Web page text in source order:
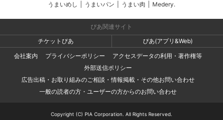
うまいめし
うまいパン うまい肉 Medery.
ぴあ関連サイト
チケットぴあ
ぴあ(アプリ&Web)
会社案内
プライバシーポリシー
アクセスデータの利用・著作権等
外部送信ポリシー
広告出稿・お取り組みのご相談・情報掲載・その他お問い合わせ
一般の読者の方・ユーザーの方からのお問い合わせ
Copyright (C) PIA Corporation. All Rights Reserved.